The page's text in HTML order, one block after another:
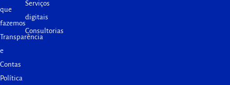
que
fazemos
Transparência
e
Contas
Política
Serviços
digitais
Consultorias